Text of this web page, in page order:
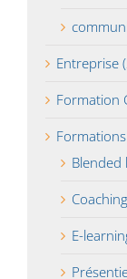
Entreprise
Formation
Blended
E-